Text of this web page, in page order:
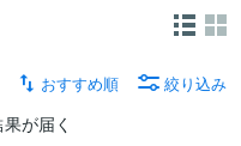
が届く
おすすめ順 絞り込み